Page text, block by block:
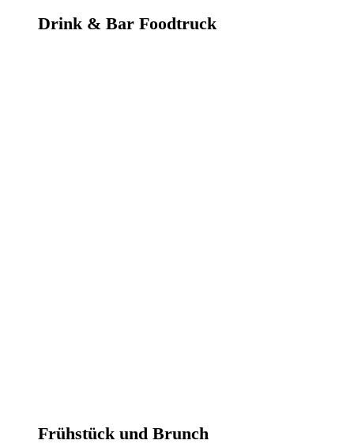
Drink & Bar Foodtruck
Frühstück und Brunch